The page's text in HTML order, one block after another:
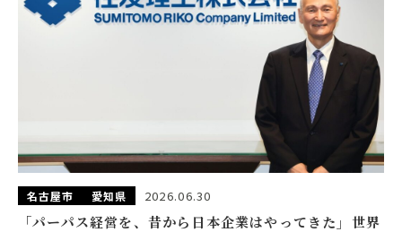
名古屋市 愛知県 2026.06.30
「パーパス経営を、昔から日本企業はやってきた」世界